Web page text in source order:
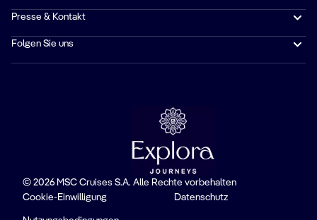
Presse & Kontakt
Folgen Sie uns
© 2026 MSC Cruises S.A. Alle Rechte vorbehalten
Cookie-Einwilligung
Datenschutz